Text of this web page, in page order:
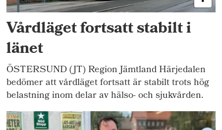
Vårdläget fortsatt stabilt i
länet
ÖSTERSUND (JT) Region Jämtland Härjedalen
bedömer att vårdläget fortsatt är stabilt trots hög
belastning inom delar av hälso- och sjukvården.